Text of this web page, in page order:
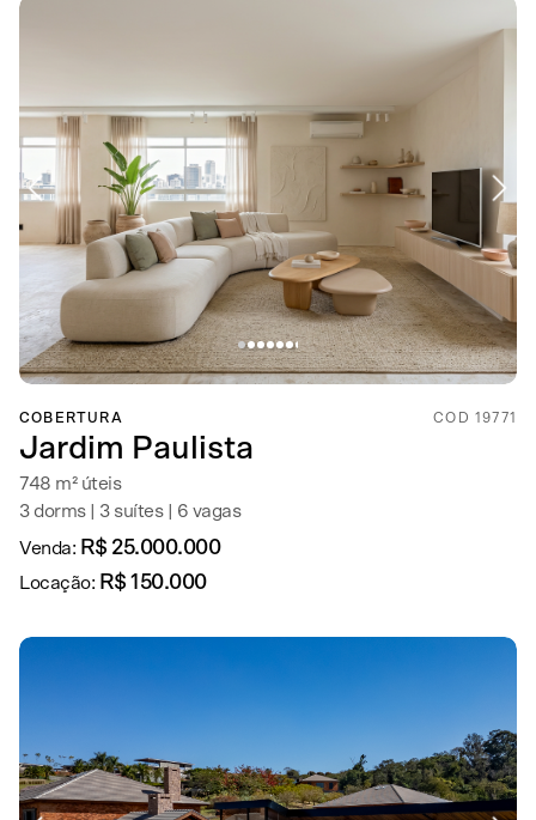
COBERTURA COD 19771
Jardim Paulista
748 m² úteis
3 dorms | 3 suítes | 6 vagas
Venda: R$ 25.000.000
Locação: R$ 150.000